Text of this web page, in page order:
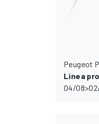
Peugeot
Linea
04/